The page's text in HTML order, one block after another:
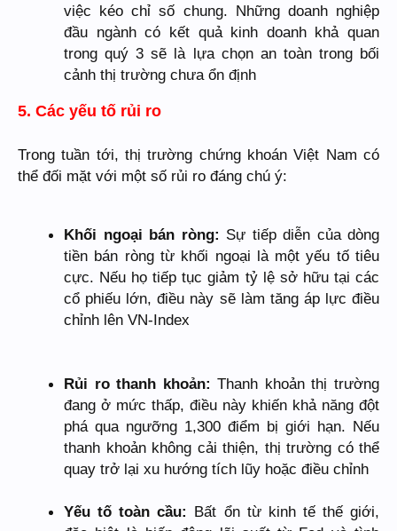
việc kéo chỉ số chung. Những doanh nghiệp
đầu ngành có kết quả kinh doanh khả quan
trong quý 3 sẽ là lựa chọn an toàn trong bối
cảnh thị trường chưa ổn định
5. Các yếu tố rủi ro
Trong tuần tới, thị trường chứng khoán Việt Nam có
thể đối mặt với một số rủi ro đáng chú ý:
Khối ngoại bán ròng: Sự tiếp diễn của dòng
tiền bán ròng từ khối ngoại là một yếu tố tiêu
cực. Nếu họ tiếp tục giảm tỷ lệ sở hữu tại các
cổ phiếu lớn, điều này sẽ làm tăng áp lực điều
chỉnh lên VN-Index
Rủi ro thanh khoản: Thanh khoản thị trường
đang ở mức thấp, điều này khiến khả năng đột
phá qua ngưỡng 1,300 điểm bị giới hạn. Nếu
thanh khoản không cải thiện, thị trường có thể
quay trở lại xu hướng tích lũy hoặc điều chỉnh
Yếu tố toàn cầu: Bất ổn từ kinh tế thế giới,